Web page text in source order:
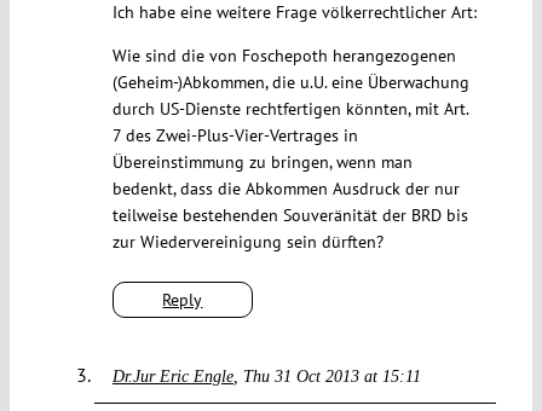
Reply
Ich habe eine weitere Frage völkerrechtlicher Art:
Wie sind die von Foschepoth herangezogenen
(Geheim-)Abkommen, die u.U. eine Überwachung
durch US-Dienste rechtfertigen könnten, mit Art.
7 des Zwei-Plus-Vier-Vertrages in
Übereinstimmung zu bringen, wenn man
bedenkt, dass die Abkommen Ausdruck der nur
teilweise bestehenden Souveränität der BRD bis
zur Wiedervereinigung sein dürften?
Dr.Jur Eric Engle Thu 31 Oct 2013 at 15:11